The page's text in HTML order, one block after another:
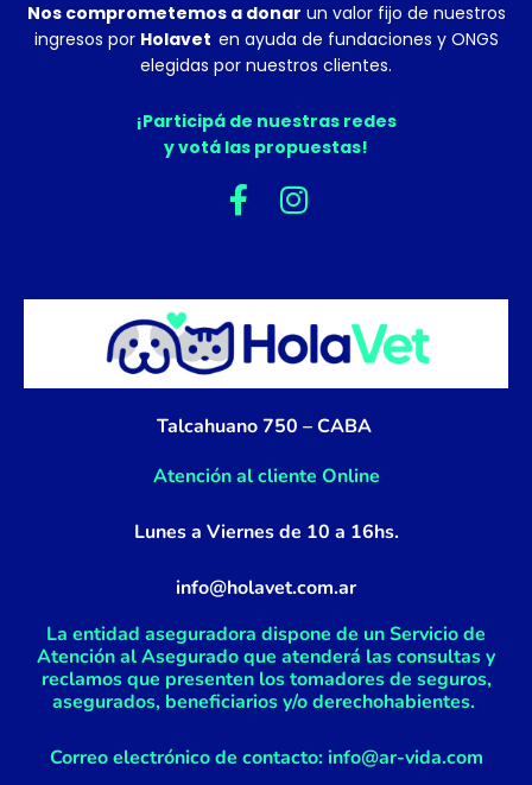
Nos comprometemos a donar un valor fijo de nuestros
ingresos por Holavet en ayuda de fundaciones y ONGS
elegidas por nuestros clientes.
¡Participá de nuestras redes
y votá las propuestas!
F
a
e
b
o
o
k
-
f
I
t
g
r
a
m
Talcahuano 750 – CABA
Atención al cliente Online
Lunes a Viernes de 10 a 16hs.
info@holavet.com.ar
La entidad aseguradora dispone de un Servicio de
Atención al Asegurado que atenderá las consultas y
reclamos que presenten los tomadores de seguros,
asegurados, beneficiarios y/o derechohabientes.
Correo electrónico de contacto: info@ar-vida.com